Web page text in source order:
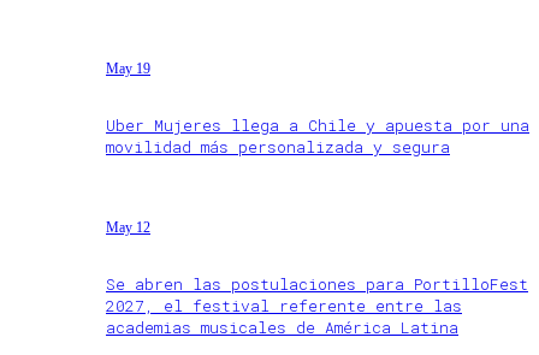
May 19
Uber Mujeres llega a Chile y apuesta por una
movilidad más personalizada y segura
May 12
Se abren las postulaciones para PortilloFest
2027, el festival referente entre las
academias musicales de América Latina